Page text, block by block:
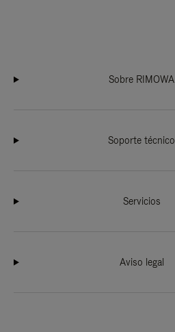
Sobre RIMOWA
Soporte técnico
Servicios
Aviso legal